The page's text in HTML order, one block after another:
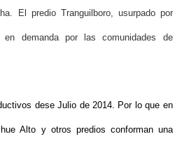
El predio Tranguilboro, usurpado por
demanda por las comunidades de
dese Julio de 2014. Por lo que en
Alto y otros predios conforman una